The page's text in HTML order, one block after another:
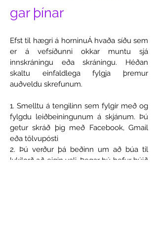
gar þínar
Efst til hægri á horninuÁ hvaða síðu sem
er á vefsíðunni okkar muntu sjá
innskráningu eða skráningu. Héðan
skaltu einfaldlega fylgja þremur
auðveldu skrefunum.
1. Smelltu á tengilinn sem fylgir með og
fylgdu leiðbeiningunum á skjánum. Þú
getur skráð þig með Facebook, Gmail
eða tölvupósti
2. Þú verður þá beðinn um að búa til
lykilorð að eigin vali. Þegar þú hefur búið